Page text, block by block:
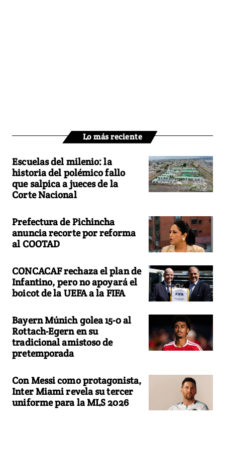
Lo más reciente
Escuelas del milenio: la
historia del polémico fallo
que salpica a jueces de la
Corte Nacional
Prefectura de Pichincha
anuncia recorte por reforma
al COOTAD
CONCACAF rechaza el plan de
Infantino, pero no apoyará el
boicot de la UEFA a la FIFA
Bayern Múnich golea 15-0 al
Rottach-Egern en su
tradicional amistoso de
pretemporada
Con Messi como protagonista,
Inter Miami revela su tercer
uniforme para la MLS 2026